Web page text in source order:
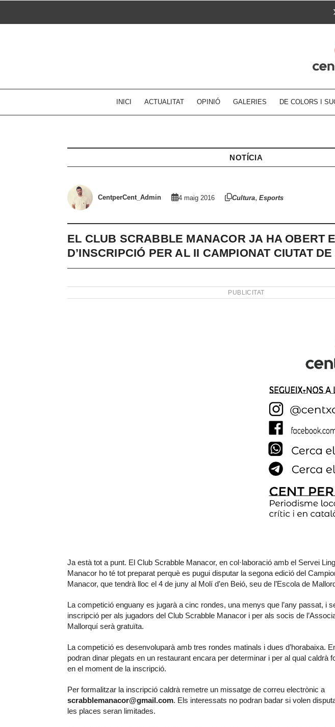
INICI ACTUALITAT OPINIÓ GALERIES DE COLORS I
NOTÍCIA
CentperCent_Admin 4 maig 2016 Cultura, Esports
EL CLUB SCRABBLE MANACOR JA HA OBERT
D’INSCRIPCIÓ PER AL II CAMPIONAT CIUTAT
PUBLICITAT
Ja està tot a punt. El Club Scrabble Manacor, en col·laboració amb el Servei
Manacor ho té tot preparat perquè es pugui disputar la segona edició del
Manacor, que tendrà lloc el 4 de juny al Molí d’en Beió, seu de l’Escola de
La competició enguany es jugarà a cinc rondes, una menys que l’any passat, i
inscripció per als jugadors del Club Scrabble Manacor i per als socis de
Mallorquí serà gratuïta.
La competició es desenvoluparà amb tres rondes matinals i dues d’horabaixa.
podran dinar plegats en un restaurant encara per determinar i per al qual caldrà
en el moment de la inscripció.
Per formalitzar la inscripció caldrà remetre un missatge de correu electrònic a
scrabblemanacor@gmail.com. Els interessats no podran badar si volen
les places seran limitades.